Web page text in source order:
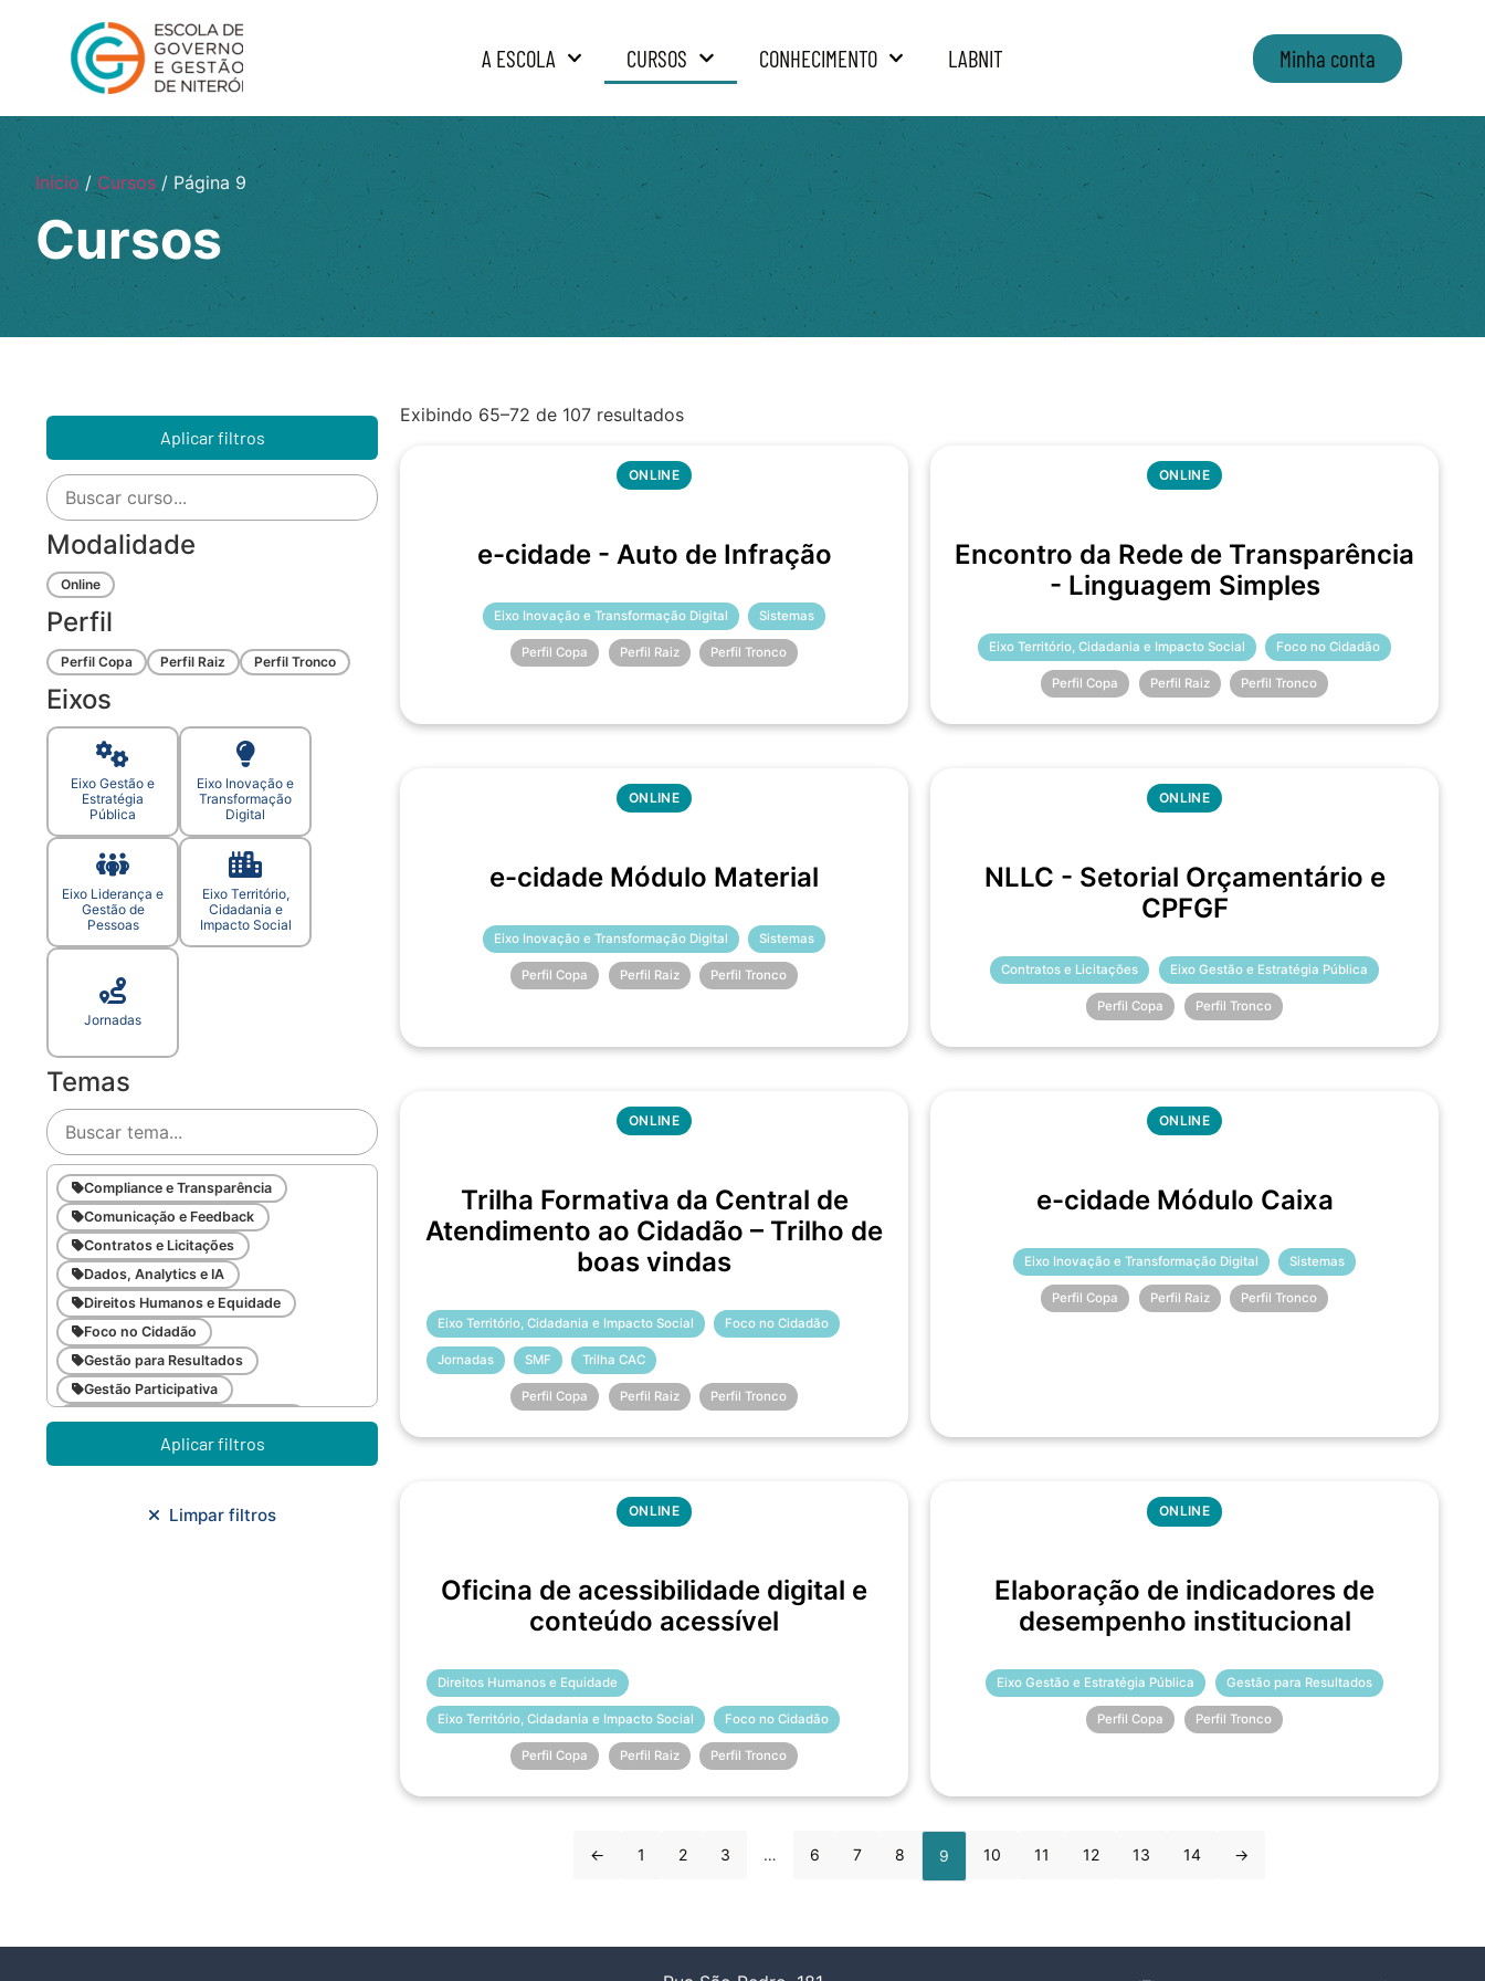
A ESCOLA CURSOS CONHECIMENTO LABNIT Minha conta
Início/Cursos/ Página 9
Cursos
Aplicar filtros
Modalidade
Online
Perfil
Perfil Copa Perfil Raiz Perfil Tronco
Eixos
Eixo Gestão e
Estratégia
Pública
Eixo Inovação e
Transformação
Digital
Eixo Liderança e
Gestão de
Pessoas
Eixo Território,
Cidadania e
Impacto Social
Jornadas
Temas
Compliance e Transparência
Comunicação e Feedback
Contratos e Licitações
Dados, Analytics e IA
Direitos Humanos e Equidade
Foco no Cidadão
Gestão para Resultados
Gestão Participativa
Inovação e Gestão da Mudança
Inteligência Emocional
Meio Ambiente e Sustentabilidade
Aplicar filtros
Limpar filtros
Exibindo 65–72 de 107 resultados
ONLINE
e-cidade - Auto de Infração
Eixo Inovação e Transformação Digital Sistemas
Perfil Copa Perfil Raiz Perfil Tronco
ONLINE
Encontro da Rede de Transparência
- Linguagem Simples
Eixo Território, Cidadania e Impacto Social Foco no Cidadão
Perfil Copa Perfil Raiz Perfil Tronco
ONLINE
e-cidade Módulo Material
Eixo Inovação e Transformação Digital Sistemas
Perfil Copa Perfil Raiz Perfil Tronco
ONLINE
NLLC - Setorial Orçamentário e
CPFGF
Contratos e Licitações Eixo Gestão e Estratégia Pública
Perfil Copa Perfil Tronco
ONLINE
Trilha Formativa da Central de
Atendimento ao Cidadão – Trilho de
boas vindas
Eixo Território, Cidadania e Impacto Social Foco no Cidadão
Jornadas SMF Trilha CAC
Perfil Copa Perfil Raiz Perfil Tronco
ONLINE
e-cidade Módulo Caixa
Eixo Inovação e Transformação Digital Sistemas
Perfil Copa Perfil Raiz Perfil Tronco
ONLINE
Oficina de acessibilidade digital e
conteúdo acessível
Direitos Humanos e Equidade
Eixo Território, Cidadania e Impacto Social Foco no Cidadão
Perfil Copa Perfil Raiz Perfil Tronco
ONLINE
Elaboração de indicadores de
desempenho institucional
Eixo Gestão e Estratégia Pública Gestão para Resultados
Perfil Copa Perfil Tronco
← 1 2 3 … 6 7 8 9 10 11 12 13 14 →